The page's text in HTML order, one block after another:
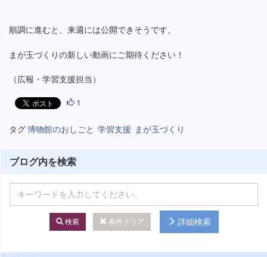
順調に進むと、来週には公開できそうです。
まが玉づくりの新しい動画にご期待ください！
（広報・学習支援担当）
1
タグ博物館のおしごと 学習支援 まが玉づくり
ブログ内を検索
検索 条件クリア 詳細検索